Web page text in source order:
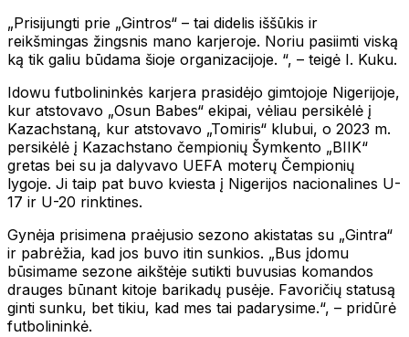
„Prisijungti prie „Gintros“ – tai didelis iššūkis ir
reikšmingas žingsnis mano karjeroje. Noriu pasiimti viską
ką tik galiu būdama šioje organizacijoje. “, – teigė I. Kuku.
Idowu futbolininkės karjera prasidėjo gimtojoje Nigerijoje,
kur atstovavo „Osun Babes“ ekipai, vėliau persikėlė į
Kazachstaną, kur atstovavo „Tomiris“ klubui, o 2023 m.
persikėlė į Kazachstano čempionių Šymkento „BIIK“
gretas bei su ja dalyvavo UEFA moterų Čempionių
lygoje. Ji taip pat buvo kviesta į Nigerijos nacionalines U-
17 ir U-20 rinktines.
Gynėja prisimena praėjusio sezono akistatas su „Gintra“
ir pabrėžia, kad jos buvo itin sunkios. „Bus įdomu
būsimame sezone aikštėje sutikti buvusias komandos
drauges būnant kitoje barikadų pusėje. Favoričių statusą
ginti sunku, bet tikiu, kad mes tai padarysime.“, – pridūrė
futbolininkė.